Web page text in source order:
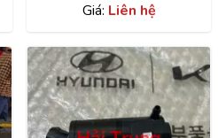
K190, K2700
Giá: Liên hệ